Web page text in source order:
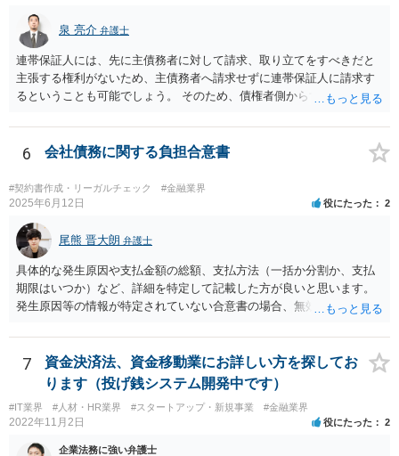
泉 亮介 弁護士
連帯保証人には、先に主債務者に対して請求、取り立てをすべきだと
主張する権利がないため、主債務者へ請求せずに連帯保証人に請求す
るということも可能でしょう。 そのため、債権者側からすれば、会社
求しても良いものとなります。
6 会社債務に関する負担合意書
#契約書作成・リーガルチェック #金融業界
2025年6月12日 役にたった 2
尾熊 晋大朗 弁護士
具体的な発生原因や支払金額の総額、支払方法（一括か分割か、支払
期限はいつか）など、詳細を特定して記載した方が良いと思います。
発生原因等の情報が特定されていない合意書の場合、無効になるリス
項など、合意書に記載した方が良い文言もありますので、ご注意され
た方が良いです。 合意書など法的な書面は文言によって効果が変わり
得るので、弁護士にご事情を伝えて直接相談、合意書の作成を依頼す
ることをお勧めいたします。
7
資金決済法、資金移動業にお詳しい方を探してお
ります（投げ銭システム開発中です）
#IT業界 #人材・HR業界 #スタートアップ・新規事業 #金融業界
2022年11月2日 役にたった 2
企業法務に強い弁護士